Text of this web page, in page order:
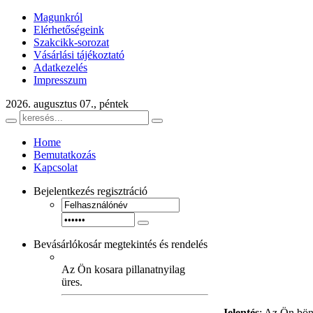
Magunkról
Elérhetőségeink
Szakcikk-sorozat
Vásárlási tájékoztató
Adatkezelés
Impresszum
2026. augusztus 07., péntek
Home
Bemutatkozás
Kapcsolat
Bejelentkezés regisztráció
Bevásárlókosár megtekintés és rendelés
Az Ön kosara pillanatnyilag
üres.